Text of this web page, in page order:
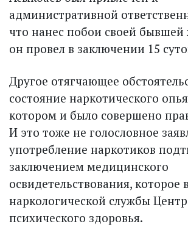
административной
что нанес побои своей бывшей
он провел в заключении 15
Другое отягчающее
состояние наркотического
котором и было совершено
И это тоже не голословное
употреб­ление наркотиков
заключением медицинского
освидетельствования, которое
наркологической службы
психического здоровья.